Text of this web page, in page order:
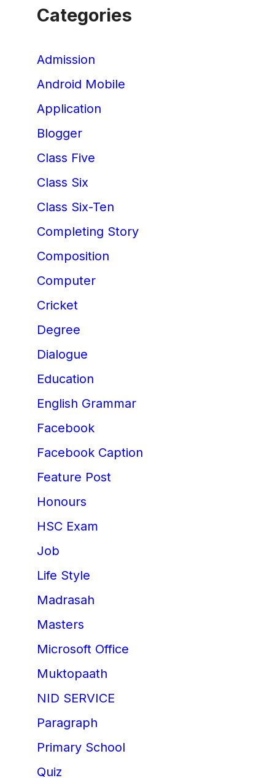
Categories
Admission
Android Mobile
Application
Blogger
Class Five
Class Six
Class Six-Ten
Completing Story
Composition
Computer
Cricket
Degree
Dialogue
Education
English Grammar
Facebook
Facebook Caption
Feature Post
Honours
HSC Exam
Job
Life Style
Madrasah
Masters
Microsoft Office
Muktopaath
NID SERVICE
Paragraph
Primary School
Quiz